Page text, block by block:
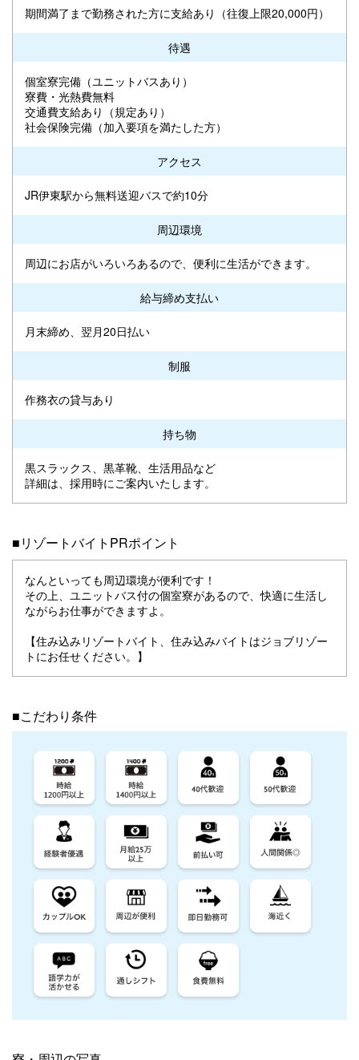
期間満了まで勤務された方に支給あり（往復上限20,000円）
待遇
個室寮完備（ユニットバスあり）
寮費・光熱費無料
交通費支給あり（規定あり）
社会保険完備（加入要項を満たした方）
アクセス
JR伊東駅から無料送迎バスで約10分
周辺環境
周辺にお店がいろいろあるので、便利に生活ができます。
給与締め支払い
月末締め、翌月20日払い
制服
作務衣の貸与あり
持ち物
黒スラックス、黒革靴、生活用品など
詳細は、採用時にご案内いたします。
■リゾートバイトPRポイント
なんといっても周辺環境が便利です！
その上、ユニットバス付の個室寮があるので、快適に生活し
ながらお仕事ができますよ。
【住み込みリゾートバイト、住み込みバイトはジョブリゾー
トにお任せください。】
■こだわり条件